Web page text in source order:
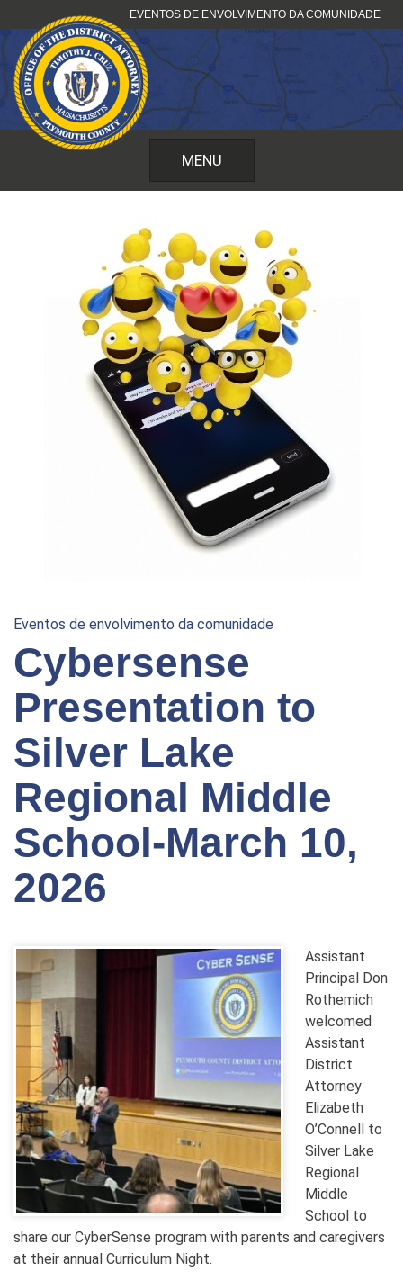
para
o
conteúdo
EVENTOS DE ENVOLVIMENTO DA COMUNIDADE
MENU
Eventos de envolvimento da comunidade
Cybersense
Presentation to
Silver Lake
Regional Middle
School-March 10,
2026
Assistant
Principal Don
Rothemich
welcomed
Assistant
District
Attorney
Elizabeth
O’Connell to
Silver Lake
Regional
Middle
School to
share our CyberSense program with parents and caregivers
at their annual Curriculum Night.